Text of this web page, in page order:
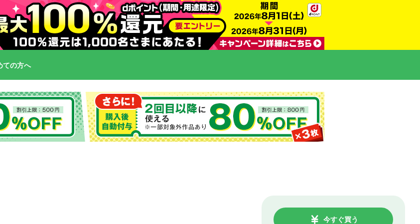
ての方へ
今すぐ買う